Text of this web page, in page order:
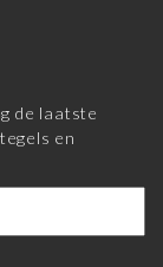
de laatste
en